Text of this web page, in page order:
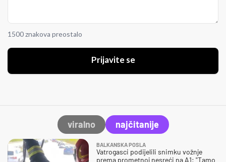
1500 znakova preostalo
Prijavite se
viralno najčitanije
BALKANSKA POSLA
Vatrogasci podijelili snimku vožnje
prema prometnoj nesreći na A1: "Tamo